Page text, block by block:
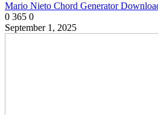
Mario Nieto Chord Generator
0 365 0
September 1, 2025